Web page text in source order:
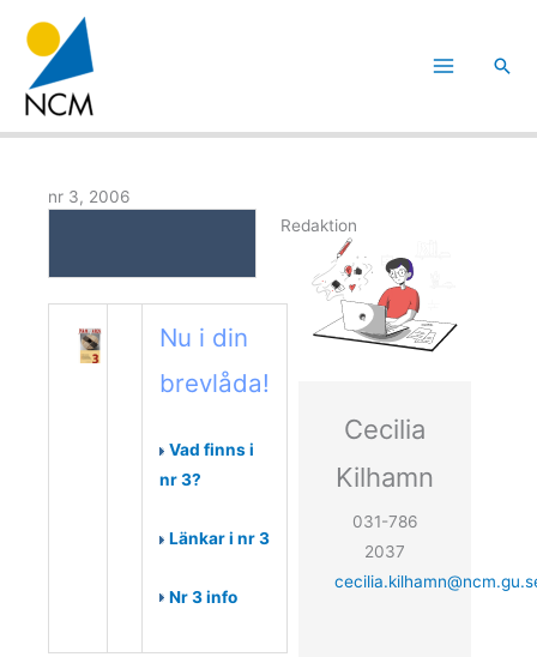
innehåll
Sök
nr 3, 2006
Nu i din
brevlåda!
Vad finns i
nr 3?
Länkar i nr 3
Nr 3 info
Redaktion
Cecilia
Kilhamn
031-786
2037